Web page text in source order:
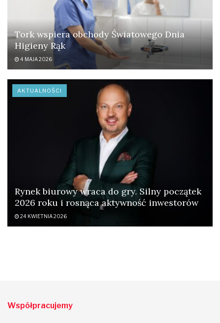
Tork wspiera obchody Światowego Dnia
Higieny Rąk
4 MAJA 2026
AKTUALNOŚCI
Rynek biurowy wraca do gry. Silny początek
2026 roku i rosnąca aktywność inwestorów
24 KWIETNIA 2026
Współpracujemy